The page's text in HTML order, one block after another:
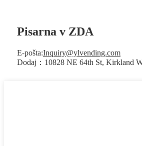
Pisarna v ZDA
E-pošta:Inquiry@ylvending.com
Dodaj：10828 NE 64th St, Kirkland